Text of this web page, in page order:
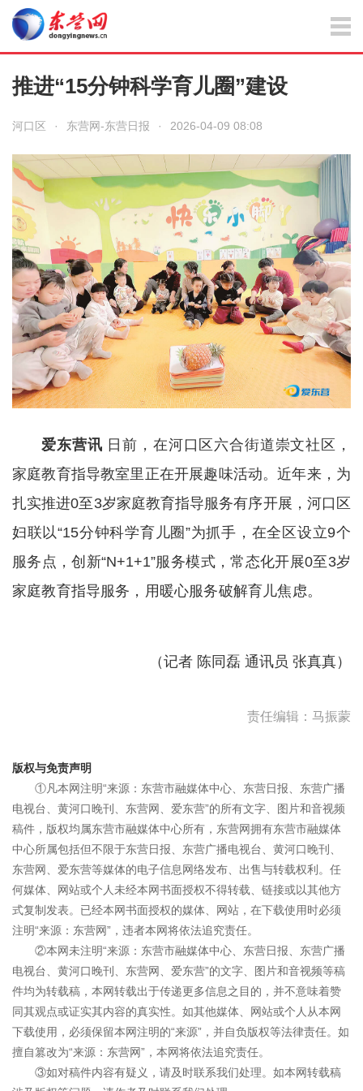
推进“15分钟科学育儿圈”建设
河口区 · 东营网-东营日报 · 2026-04-09 08:08
爱东营讯 日前，在河口区六合街道崇文社区，
家庭教育指导教室里正在开展趣味活动。近年来，为
扎实推进0至3岁家庭教育指导服务有序开展，河口区
妇联以“15分钟科学育儿圈”为抓手，在全区设立9个
服务点，创新“N+1+1”服务模式，常态化开展0至3岁
家庭教育指导服务，用暖心服务破解育儿焦虑。
（记者 陈同磊 通讯员 张真真）
责任编辑：马振蒙
版权与免责声明
①凡本网注明“来源：东营市融媒体中心、东营日报、东营广播
电视台、黄河口晚刊、东营网、爱东营”的所有文字、图片和音视频
稿件，版权均属东营市融媒体中心所有，东营网拥有东营市融媒体
中心所属包括但不限于东营日报、东营广播电视台、黄河口晚刊、
东营网、爱东营等媒体的电子信息网络发布、出售与转载权利。任
何媒体、网站或个人未经本网书面授权不得转载、链接或以其他方
式复制发表。已经本网书面授权的媒体、网站，在下载使用时必须
注明“来源：东营网”，违者本网将依法追究责任。
②本网未注明“来源：东营市融媒体中心、东营日报、东营广播
电视台、黄河口晚刊、东营网、爱东营”的文字、图片和音视频等稿
件均为转载稿，本网转载出于传递更多信息之目的，并不意味着赞
同其观点或证实其内容的真实性。如其他媒体、网站或个人从本网
下载使用，必须保留本网注明的“来源”，并自负版权等法律责任。如
擅自篡改为“来源：东营网”，本网将依法追究责任。
③如对稿件内容有疑义，请及时联系我们处理。如本网转载稿